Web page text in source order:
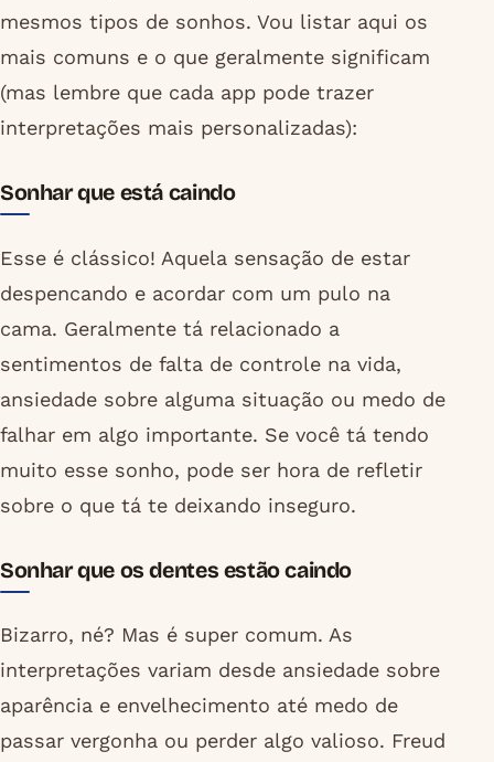
mesmos tipos de sonhos. Vou listar aqui os
mais comuns e o que geralmente significam
(mas lembre que cada app pode trazer
interpretações mais personalizadas):
Sonhar que está caindo
Esse é clássico! Aquela sensação de estar
despencando e acordar com um pulo na
cama. Geralmente tá relacionado a
sentimentos de falta de controle na vida,
ansiedade sobre alguma situação ou medo de
falhar em algo importante. Se você tá tendo
muito esse sonho, pode ser hora de refletir
sobre o que tá te deixando inseguro.
Sonhar que os dentes estão caindo
Bizarro, né? Mas é super comum. As
interpretações variam desde ansiedade sobre
aparência e envelhecimento até medo de
passar vergonha ou perder algo valioso. Freud